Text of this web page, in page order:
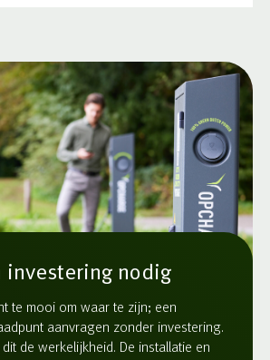
investering nodig
te mooi om waar te zijn; een
aanvragen zonder investering.
de werkelijkheid. De installatie en